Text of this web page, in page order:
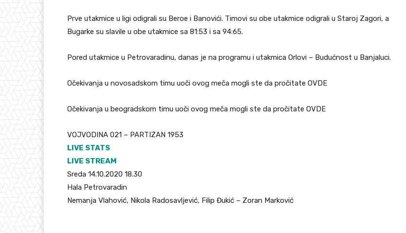
Prve utakmice u ligi odigrali su Beroe i Banovići. Timovi su obe utakmice odigrali u Staroj Zagori, a
Bugarke su slavile u obe utakmice sa 81:53 i sa 94:65.
Pored utakmice u Petrovaradinu, danas je na programu i utakmica Orlovi – Budućnost u Banjaluci.
Očekivanja u novosadskom timu uoči ovog meča mogli ste da pročitate OVDE
Očekivanja u beogradskom timu uoči ovog meča mogli ste da pročitate OVDE
VOJVODINA 021 – PARTIZAN 1953
LIVE STATS
LIVE STREAM
Sreda 14.10.2020 18.30
Hala Petrovaradin
Nemanja Vlahović, Nikola Radosavljević, Filip Đukić – Zoran Marković